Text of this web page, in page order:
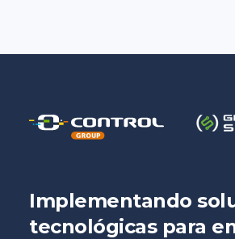
Implementando
tecnológicas para